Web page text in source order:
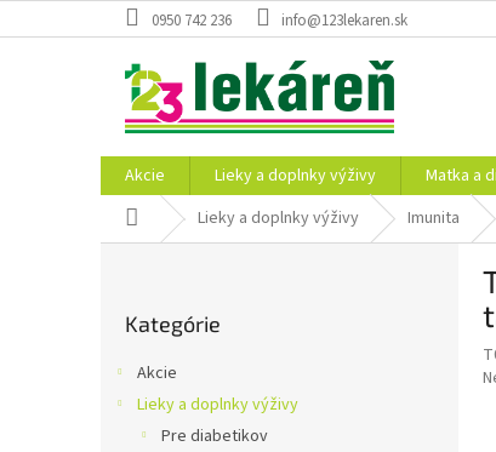
na
0950 742 236 info@123lekaren.sk
Akcie Lieky a doplnky výživy Matka a
DomovLieky a doplnky výživy Imunita
kategórie
Kategórie
Akcie
Lieky a doplnky výživy
Pre diabetikov